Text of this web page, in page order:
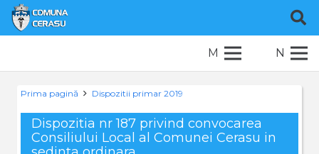
M N
Prima pagină Dispozitii primar 2019
Dispozitia nr 187 privind convocarea
Consiliului Local al Comunei Cerasu in